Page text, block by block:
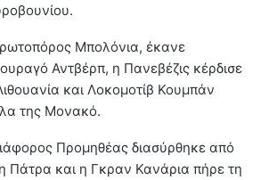
Μπολόνια, έκανε
Αντβέρπ, η Πανεβέζις κέρδισε
και Λοκομοτίβ Κουμπάν
της Μονακό.
Προμηθέας διασύρθηκε από
Πάτρα και η Γκραν Κανάρια πήρε τη